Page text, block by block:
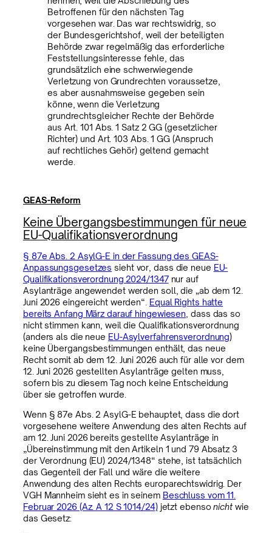
Betroffenen für den nächsten Tag
vorgesehen war. Das war rechtswidrig, so
der Bundesgerichtshof, weil der beteiligten
Behörde zwar regelmäßig das erforderliche
Feststellungsinteresse fehle, das
grundsätzlich eine schwerwiegende
Verletzung von Grundrechten voraussetze,
es aber ausnahmsweise gegeben sein
könne, wenn die Verletzung
grundrechtsgleicher Rechte der Behörde
aus Art. 101 Abs. 1 Satz 2 GG (gesetzlicher
Richter) und Art. 103 Abs. 1 GG (Anspruch
auf rechtliches Gehör) geltend gemacht
werde.
GEAS-Reform
Keine Übergangsbestimmungen für neue
EU-Qualifikationsverordnung
§ 87e Abs. 2 AsylG-E in der Fassung des GEAS-
Anpassungsgesetzes sieht vor, dass die neue EU-
Qualifikationsverordnung 2024/1347nur auf
Asylanträge angewendet werden soll, die „ab dem 12.
Juni 2026 eingereicht werden“. Equal Rights hatte
bereits Anfang März darauf hingewiesen , dass das so
nicht stimmen kann, weil die Qualifikationsverordnung
(anders als die neue EU-Asylverfahrensverordnung)
keine Übergangsbestimmungen enthält, das neue
Recht somit ab dem 12. Juni 2026 auch für alle vor dem
12. Juni 2026 gestellten Asylanträge gelten muss,
sofern bis zu diesem Tag noch keine Entscheidung
über sie getroffen wurde.
Wenn § 87e Abs. 2 AsylG-E behauptet, dass die dort
vorgesehene weitere Anwendung des alten Rechts auf
am 12. Juni 2026 bereits gestellte Asylanträge in
„Übereinstimmung mit den Artikeln 1 und 79 Absatz 3
der Verordnung (EU) 2024/1348“ stehe, ist tatsächlich
das Gegenteil der Fall und wäre die weitere
Anwendung des alten Rechts europarechtswidrig. Der
VGH Mannheim sieht es in seinem Beschluss vom 11.
Februar 2026 (Az. A 12 S 1014/24)jetzt ebensonichtwie
das Gesetz: